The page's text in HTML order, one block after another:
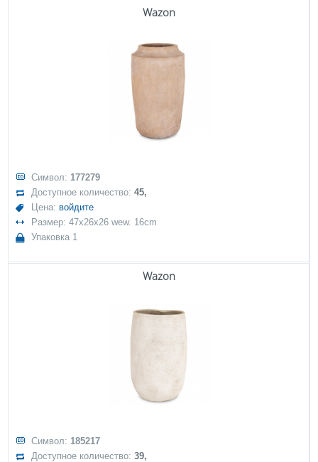
Wazon
Символ: 177279
Доступное количество:45,
Цена: войдите
Размер: 47x26x26 wew. 16cm
Упаковка 1
Wazon
Символ: 185217
Доступное количество:39,